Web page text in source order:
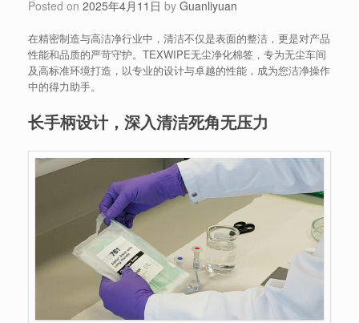
Posted on 2025年4月11日 by Guanliyuan
在精密制造与高洁净行业中，清洁不仅是表面的整洁，更是对产品
性能和品质的严苛守护。TEXWIPE无尘净化棉签，专为无尘车间
及高标准环境打造，以专业的设计与卓越的性能，成为您洁净操作
中的得力助手。
长手柄设计，深入清洁死角无压力